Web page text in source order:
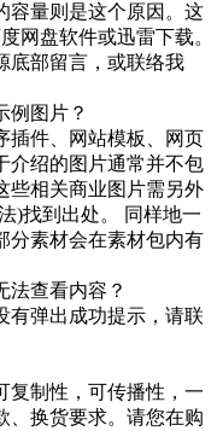
容量则是这个原因。这
网盘软件或迅雷下载。
底部留言，或联络我
例图片？
插件、网站模板、网页
介绍的图片通常并不包
些相关商业图片需另外
)找到出处。 同样地一
分素材会在素材包内有
法查看内容？
有弹出成功提示，请联
复制性，可传播性，一
、换货要求。请您在购